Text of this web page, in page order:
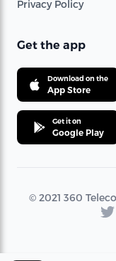
Privacy Policy
Get the app
Download on the
App Store
Get it on
Google Play
© 2021 360